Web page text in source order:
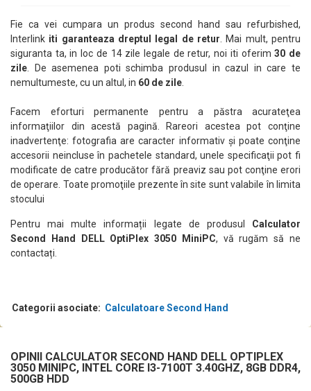
Fie ca vei cumpara un produs second hand sau refurbished,
Interlink iti garanteaza dreptul legal de retur. Mai mult, pentru
siguranta ta, in loc de 14 zile legale de retur, noi iti oferim30 de
zile. De asemenea poti schimba produsul in cazul in care te
nemultumeste, cu un altul, in 60 de zile.
Facem eforturi permanente pentru a păstra acurateţea
informaţiilor din acestă pagină. Rareori acestea pot conţine
inadvertenţe: fotografia are caracter informativ şi poate conţine
accesorii neincluse în pachetele standard, unele specificaţii pot fi
modificate de catre producător fără preaviz sau pot conţine erori
de operare. Toate promoţiile prezente în site sunt valabile în limita
stocului
Pentru mai multe informații legate de produsul Calculator
Second Hand DELL OptiPlex 3050 MiniPC, vă rugăm să ne
contactați.
Categorii asociate: Calculatoare Second Hand
OPINII CALCULATOR SECOND HAND DELL OPTIPLEX
3050 MINIPC, INTEL CORE I3-7100T 3.40GHZ, 8GB DDR4,
500GB HDD